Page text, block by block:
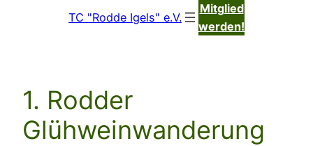
TC "Rodde Igels" e.V.
Mitglied
werden!
1. Rodder
Glühweinwanderung